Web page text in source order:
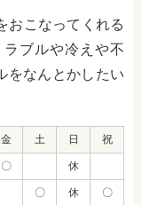
おこなってくれる
ブルや冷えや不
をなんとかしたい
金 土 日 祝
〇 休
〇 休 〇